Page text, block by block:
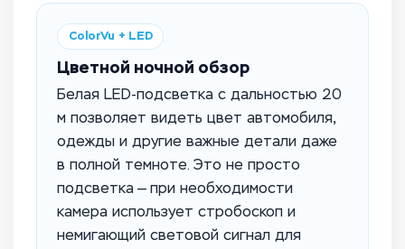
ColorVu + LED
Цветной ночной обзор
Белая LED-подсветка с дальностью 20
м позволяет видеть цвет автомобиля,
одежды и другие важные детали даже
в полной темноте. Это не просто
подсветка — при необходимости
камера использует стробоскоп и
немигающий световой сигнал для